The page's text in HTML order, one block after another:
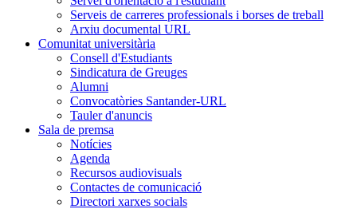
Serveis de carreres professionals i borses de treball
Arxiu documental URL
Comunitat universitària
Consell d'Estudiants
Sindicatura de Greuges
Alumni
Convocatòries Santander-URL
Tauler d'anuncis
Sala de premsa
Notícies
Agenda
Recursos audiovisuals
Contactes de comunicació
Directori xarxes socials